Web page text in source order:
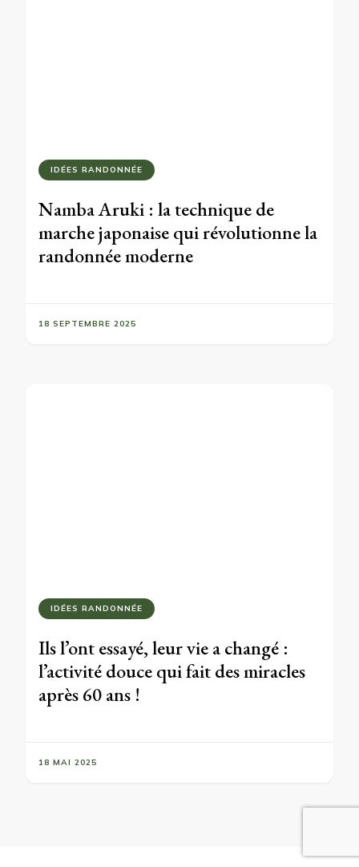
IDÉES RANDONNÉE
Namba Aruki : la technique de
marche japonaise qui révolutionne la
randonnée moderne
18 SEPTEMBRE 2025
IDÉES RANDONNÉE
Ils l’ont essayé, leur vie a changé :
l’activité douce qui fait des miracles
après 60 ans !
18 MAI 2025